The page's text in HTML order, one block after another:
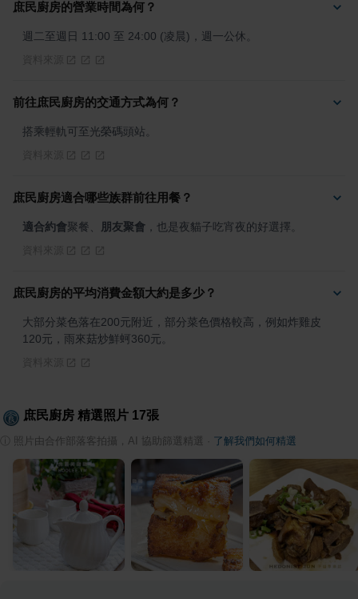
庶民廚房的營業時間為何？
週二至週日 11:00 至 24:00 (凌晨)，週一公休。
前往庶民廚房的交通方式為何？
搭乘輕軌可至光榮碼頭站。
庶民廚房適合哪些族群前往用餐？
適合約會聚餐、 朋友聚會 ，也是夜貓子吃宵夜的好選擇。
庶民廚房的平均消費金額大約是多少？
大部分菜色落在200元附近，部分菜色價格較高，例如炸雞皮
120元，雨來菇炒鮮蚵360元。
庶民廚房 精選照片 17張
照片由合作部落客拍攝，AI 協助篩選精選 了解我們如何精選